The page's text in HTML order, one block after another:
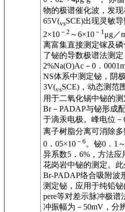
物的极谱催化波，发现
65V(vsSCE)出现灵敏
2×10 －2 ～6×10 －1 μg／
离富集直接测定镓及
了铋的导数极谱法测定
2%Na(O)Ac－0．
NS体系中测定铋，阴
3V(vsSCE)，动态测范
用于二氧化锡中铋的
Br－PADAP与铋形成
于滴汞电极。峰电位－
离子树脂分离可消除
0．05×10 －6 。铋0．1
异系数5．6%，方法应
花岗岩中铋的测定。
Br-PADAP络合吸附波
测定铋，应用于纯铅铋
pere等对差示脉冲极
冲振幅为－50mV，分